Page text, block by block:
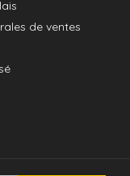
de ventes